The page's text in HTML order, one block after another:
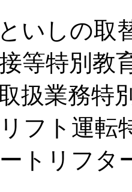
いしの取
等特別教
扱業務特
フト運転
トリフタ